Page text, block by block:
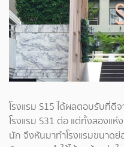
โรงแรม S15 ได้ผลตอบรับที่
โรงแรม S31 ต่อ แต่ทั้งสองแห่
นัก จึงหันมาทำโรงแรมขนาด